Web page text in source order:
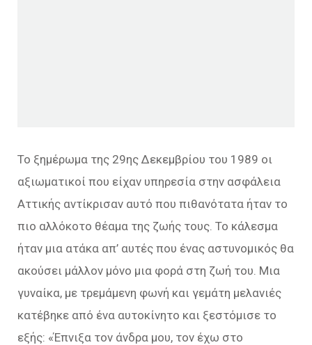
Το ξημέρωμα της 29ης Δεκεμβρίου του 1989 οι
αξιωματικοί που είχαν υπηρεσία στην ασφάλεια
Αττικής αντίκρισαν αυτό που πιθανότατα ήταν το
πιο αλλόκοτο θέαμα της ζωής τους. Το κάλεσμα
ήταν μια ατάκα απ’ αυτές που ένας αστυνομικός θα
ακούσει μάλλον μόνο μια φορά στη ζωή του. Μια
γυναίκα, με τρεμάμενη φωνή και γεμάτη μελανιές
κατέβηκε από ένα αυτοκίνητο και ξεστόμισε το
εξής: «Έπνιξα τον άνδρα μου, τον έχω στο